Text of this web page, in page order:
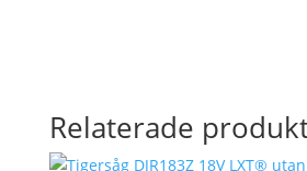
Relaterade